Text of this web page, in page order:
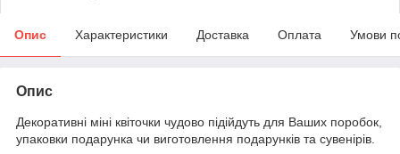
Опис Характеристики Доставка Оплата Умови
Опис
Декоративні міні квіточки чудово підійдуть для Ваших поробок,
упаковки подарунка чи виготовлення подарунків та сувенірів.